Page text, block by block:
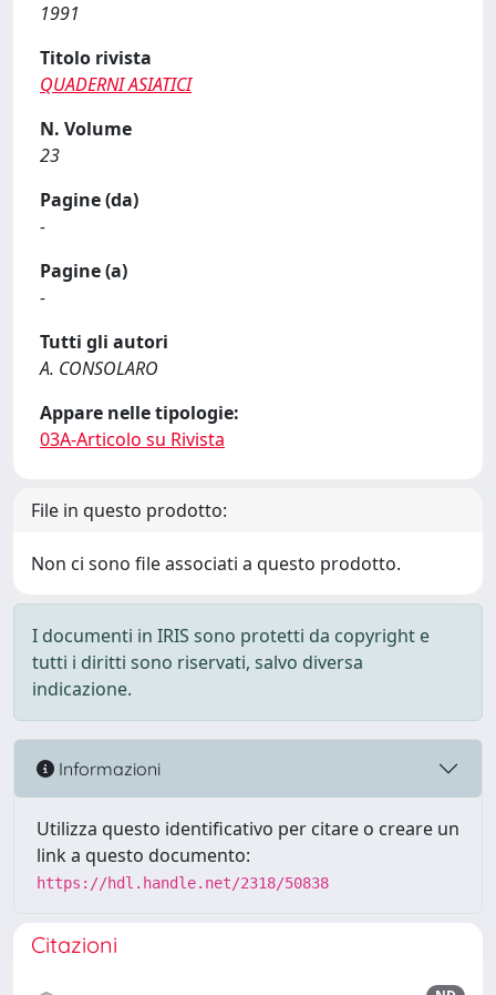
1991
Titolo rivista
QUADERNI ASIATICI
N. Volume
23
Pagine (da)
-
Pagine (a)
-
Tutti gli autori
A. CONSOLARO
Appare nelle tipologie:
03A-Articolo su Rivista
File in questo prodotto:
Non ci sono file associati a questo prodotto.
I documenti in IRIS sono protetti da copyright e
tutti i diritti sono riservati, salvo diversa
indicazione.
Informazioni
Utilizza questo identificativo per citare o creare un
link a questo documento:
https://hdl.handle.net/2318/50838
Citazioni